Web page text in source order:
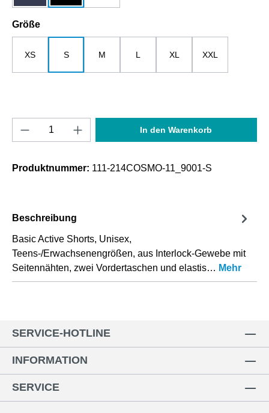
Größeauswählen
XS S M L XL XXL
Produkt Anzahl: Gib den gewünschten
In den Warenkorb
Produktnummer: 111-214COSMO-11_9001-S
Beschreibung
Basic Active Shorts, Unisex,
Teens-/Erwachsenengrößen, aus Interlock-Gewebe mit
Seitennähten, zwei Vordertaschen und elastis… Mehr
SERVICE-HOTLINE
INFORMATION
SERVICE